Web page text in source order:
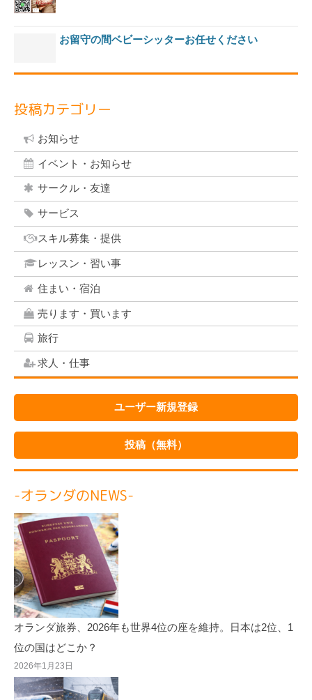
お留守の間ベビーシッターお任せください
投稿カテゴリー
お知らせ
イベント・お知らせ
サークル・友達
サービス
スキル募集・提供
レッスン・習い事
住まい・宿泊
売ります・買います
旅行
求人・仕事
ユーザー新規登録
投稿（無料）
-オランダのNEWS-
オランダ旅券、2026年も世界4位の座を維持。日本は2位、1
位の国はどこか？
2026年1月23日